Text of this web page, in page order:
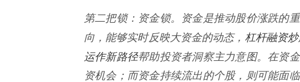
第二把锁：资金锁。资金是推动股价涨跌的
向，能够实时反映大资金的动态， 杠杆融资
运作新路径帮助投资者洞察主力意图。在资
资机会；而资金持续流出的个股，则可能面